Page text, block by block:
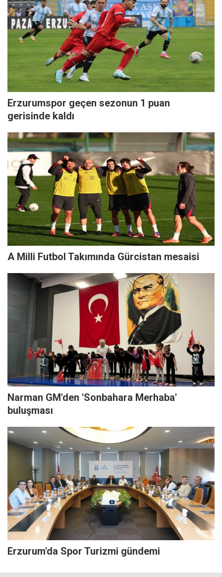
Erzurumspor geçen sezonun 1 puan
gerisinde kaldı
A Milli Futbol Takımında Gürcistan mesaisi
Narman GM'den 'Sonbahara Merhaba'
buluşması
Erzurum'da Spor Turizmi gündemi